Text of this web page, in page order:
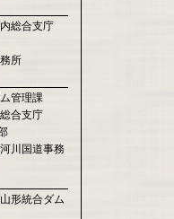
総合支庁
所
管理課
合支庁
川国道事務
形統合ダム